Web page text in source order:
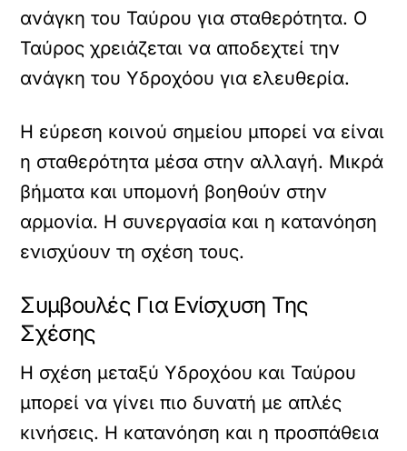
ανάγκη του Ταύρου για σταθερότητα. Ο
Ταύρος χρειάζεται να αποδεχτεί την
ανάγκη του Υδροχόου για ελευθερία.
Η εύρεση κοινού σημείου μπορεί να είναι
η σταθερότητα μέσα στην αλλαγή. Μικρά
βήματα και υπομονή βοηθούν στην
αρμονία. Η συνεργασία και η κατανόηση
ενισχύουν τη σχέση τους.
Συμβουλές Για Ενίσχυση Της
Σχέσης
Η σχέση μεταξύ Υδροχόου και Ταύρου
μπορεί να γίνει πιο δυνατή με απλές
κινήσεις. Η κατανόηση και η προσπάθεια